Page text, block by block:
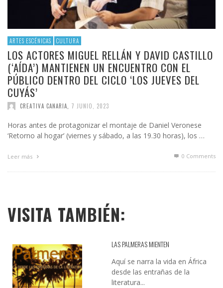
ARTES ESCÉNICAS CULTURA
LOS ACTORES MIGUEL RELLÁN Y DAVID CASTILLO
(‘AÍDA’) MANTIENEN UN ENCUENTRO CON EL
PÚBLICO DENTRO DEL CICLO ‘LOS JUEVES DEL
CUYÁS’
CREATIVA CANARIA 7 JUNIO, 2023
Horas antes de protagonizar el montaje de Daniel Veronese
‘Retorno al hogar’ (viernes y sábado, a las 19.30 horas), los …
Leer más 0 Comments
VISITA TAMBIÉN:
LAS PALMERAS MIENTEN
Aquí se narra la vida en África
desde las entrañas de la
literatura...